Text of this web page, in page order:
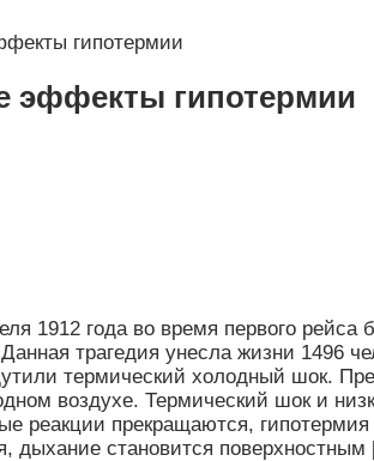
гипотермии
эффекты гипотермии
1912 года во время первого
трагедия унесла жизни 1496
термический холодный шок.
воздухе. Термический шок и
реакции прекращаются,
дыхание становится поверхностным